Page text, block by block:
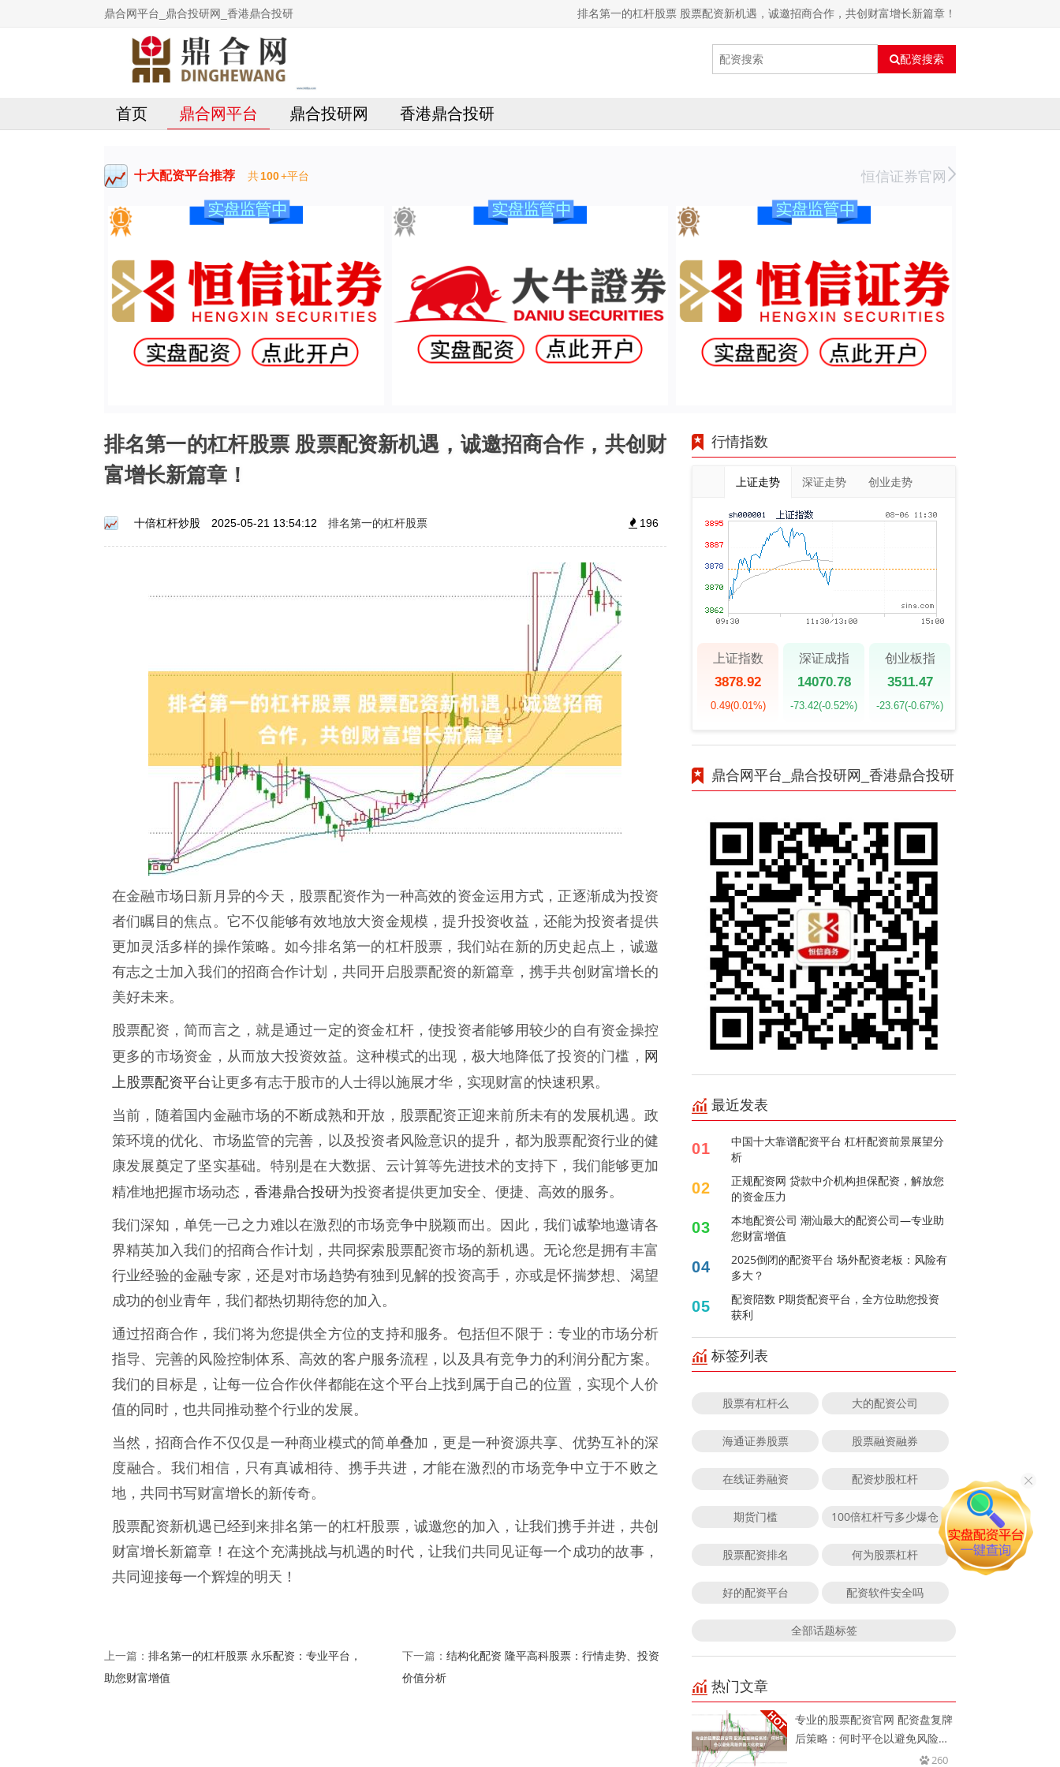
鼎合网平台_鼎合投研网_香港鼎合投研 排名第一的杠杆股票 股票配资新机遇，诚邀招商合作，共创财富增长新篇章！
配资搜索
首页 鼎合网平台 鼎合投研网 香港鼎合投研
十大配资平台推荐 共100+平台 恒信证券官网
排名第一的杠杆股票 股票配资新机遇，诚邀招商合作，共创财
富增长新篇章！
十倍杠杆炒股 2025-05-21 13:54:12 排名第一的杠杆股票 196
在金融市场日新月异的今天，股票配资作为一种高效的资金运用方式，正逐渐成为投资
者们瞩目的焦点。它不仅能够有效地放大资金规模，提升投资收益，还能为投资者提供
更加灵活多样的操作策略。如今排名第一的杠杆股票，我们站在新的历史起点上，诚邀
有志之士加入我们的招商合作计划，共同开启股票配资的新篇章，携手共创财富增长的
美好未来。
股票配资，简而言之，就是通过一定的资金杠杆，使投资者能够用较少的自有资金操控
更多的市场资金，从而放大投资效益。这种模式的出现，极大地降低了投资的门槛， 网
上股票配资平台让更多有志于股市的人士得以施展才华，实现财富的快速积累。
当前，随着国内金融市场的不断成熟和开放，股票配资正迎来前所未有的发展机遇。政
策环境的优化、市场监管的完善，以及投资者风险意识的提升，都为股票配资行业的健
康发展奠定了坚实基础。特别是在大数据、云计算等先进技术的支持下，我们能够更加
精准地把握市场动态， 香港鼎合投研为投资者提供更加安全、便捷、高效的服务。
我们深知，单凭一己之力难以在激烈的市场竞争中脱颖而出。因此，我们诚挚地邀请各
界精英加入我们的招商合作计划，共同探索股票配资市场的新机遇。无论您是拥有丰富
行业经验的金融专家，还是对市场趋势有独到见解的投资高手，亦或是怀揣梦想、渴望
成功的创业青年，我们都热切期待您的加入。
通过招商合作，我们将为您提供全方位的支持和服务。包括但不限于：专业的市场分析
指导、完善的风险控制体系、高效的客户服务流程，以及具有竞争力的利润分配方案。
我们的目标是，让每一位合作伙伴都能在这个平台上找到属于自己的位置，实现个人价
值的同时，也共同推动整个行业的发展。
当然，招商合作不仅仅是一种商业模式的简单叠加，更是一种资源共享、优势互补的深
度融合。我们相信，只有真诚相待、携手共进，才能在激烈的市场竞争中立于不败之
地，共同书写财富增长的新传奇。
股票配资新机遇已经到来排名第一的杠杆股票，诚邀您的加入，让我们携手并进，共创
财富增长新篇章！在这个充满挑战与机遇的时代，让我们共同见证每一个成功的故事，
共同迎接每一个辉煌的明天！
上一篇： 排名第一的杠杆股票 永乐配资：专业平台，
助您财富增值
下一篇： 结构化配资 隆平高科股票：行情走势、投资
价值分析
行情指数
上证走势 深证走势 创业走势
上证指数
3878.92
0.49(0.01%)
深证成指
14070.78
-73.42(-0.52%)
创业板指
3511.47
-23.67(-0.67%)
鼎合网平台_鼎合投研网_香港鼎合投研
最近发表
01
中国十大靠谱配资平台 杠杆配资前景展望分
析
02
正规配资网 贷款中介机构担保配资，解放您
的资金压力
03
本地配资公司 潮汕最大的配资公司—专业助
您财富增值
04
2025倒闭的配资平台 场外配资老板：风险有
多大？
05
配资陪数 P期货配资平台，全方位助您投资
获利
标签列表
股票有杠杆么 大的配资公司
海通证券股票 股票融资融券
在线证劵融资 配资炒股杠杆
期货门槛 100倍杠杆亏多少爆仓
股票配资排名 何为股票杠杆
好的配资平台 配资软件安全吗
全部话题标签
热门文章
专业的股票配资官网 配资盘复牌
后策略：何时平仓以避免风险并
260